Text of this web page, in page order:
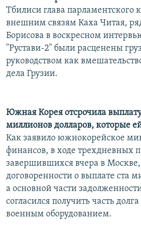
Тбилиси глава парламентского
внешним связям Каха Читая,
Борисова в воскресном
"Рустави-2" были расценены
руководством как
дела Грузии.
Южная Корея отсрочила
миллионов долларов, которые
Как заявило южнокорейское
финансов, в ходе трехдневных
завершившихся вчера в
договоренности о выплате ста
а основной части
согласился получить часть
военным оборудованием.